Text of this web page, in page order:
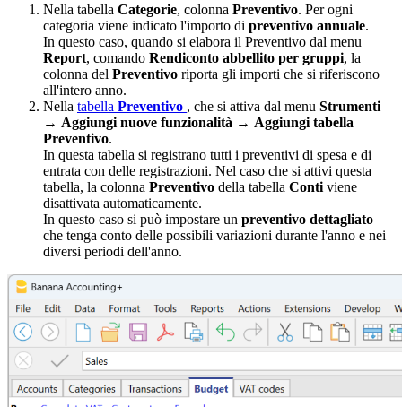
Nella tabella Categorie, colonna Preventivo. Per ogni
categoria viene indicato l'importo di preventivo annuale.
In questo caso, quando si elabora il Preventivo dal menu
Report, comando Rendiconto abbellito per gruppi, la
colonna del Preventivo riporta gli importi che si riferiscono
all'intero anno.
Nella tabella Preventivo , che si attiva dal menu Strumenti
→ Aggiungi nuove funzionalità → Aggiungi tabella
Preventivo.
In questa tabella si registrano tutti i preventivi di spesa e di
entrata con delle registrazioni. Nel caso che si attivi questa
tabella, la colonna Preventivo della tabella Conti viene
disattivata automaticamente.
In questo caso si può impostare un preventivo dettagliato
che tenga conto delle possibili variazioni durante l'anno e nei
diversi periodi dell'anno.